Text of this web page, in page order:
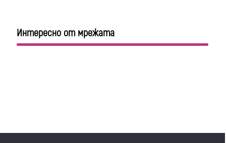
Интересно от мрежата